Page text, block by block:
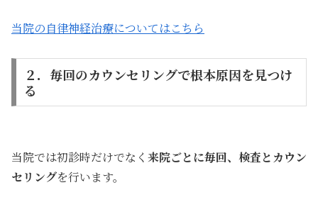
当院の自律神経治療についてはこちら
２．毎回のカウンセリングで根本原因を見つけ
る
当院では初診時だけでなく 来院ごとに毎回、検査とカウン
セリングを行います。